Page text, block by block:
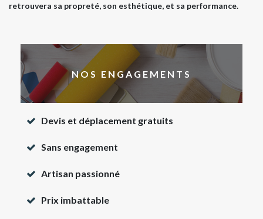
retrouvera sa propreté, son esthétique, et sa performance.
NOS ENGAGEMENTS
Devis et déplacement gratuits
Sans engagement
Artisan passionné
Prix imbattable